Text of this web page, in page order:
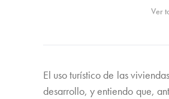
Ver
El uso turístico de las
desarrollo, y entiendo que,